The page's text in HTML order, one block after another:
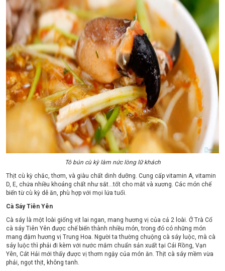
Tô bún cù kỳ làm nức lòng lữ khách
Thịt cù kỳ chắc, thơm, và giàu chất dinh dưỡng. Cung cấp vitamin A, vitamin
D, E, chứa nhiều khoáng chất như sắt…tốt cho mắt và xương. Các món chế
biến từ cù kỳ dễ ăn, phù hợp với mọi lứa tuổi.
Cà Sáy Tiên Yên
Cà sáy là một loài giống vịt lai ngan, mang hương vị của cả 2 loài. Ở Trà Cổ
cà sáy Tiên Yên được chế biến thành nhiều món, trong đó có những món
mang đậm hương vị Trung Hoa. Người ta thường chuộng cà sáy luộc, mà cà
sáy luộc thì phải đi kèm với nước mắm chuẩn sản xuất tại Cái Rồng, Vạn
Yên, Cát Hải mới thấy được vị thơm ngậy của món ăn. Thịt cà sáy mềm vừa
phải, ngọt thịt, không tanh.